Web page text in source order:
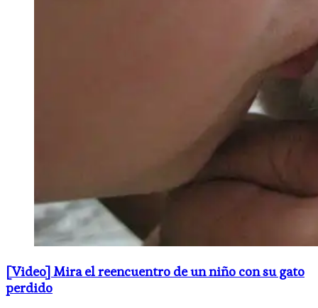
[Video] Mira el reencuentro de un niño con su gato
perdido